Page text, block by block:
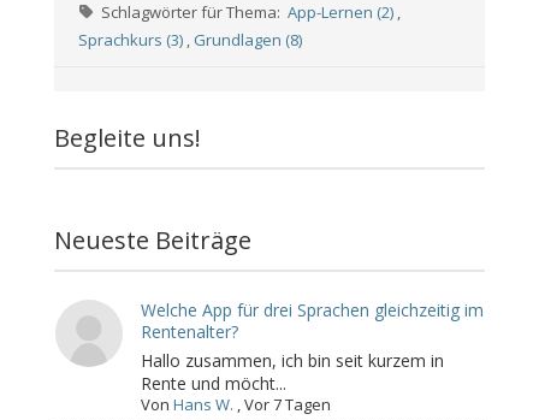
Schlagwörter für Thema:App-Lernen (2) ,
Sprachkurs (3) , Grundlagen (8)
Begleite uns!
Neueste Beiträge
Welche App für drei Sprachen gleichzeitig im
Rentenalter?
Hallo zusammen, ich bin seit kurzem in
Rente und möcht...
VonHans W. ,Vor 7 Tagen